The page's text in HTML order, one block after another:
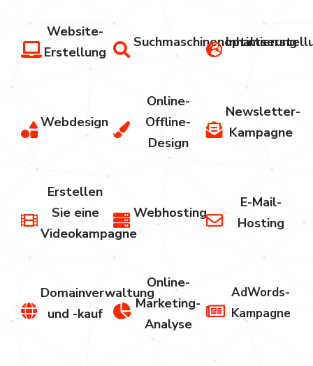
Website-
Erstellung
Suchmaschinenoptimierung
Webdesign
Online-
Offline-
Design
Newsletter-
Kampagne
Erstellen
Sie eine
Videokampagne
Webhosting
E-Mail-
Hosting
Domainverwaltung
und -kauf
Online-
Marketing-
Analyse
AdWords-
Kampagne